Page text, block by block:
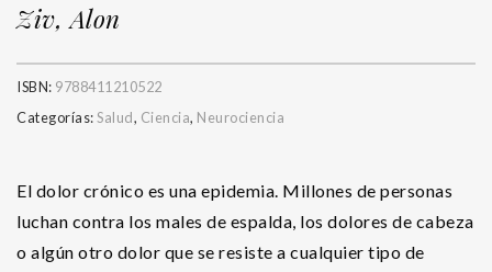
Ziv, Alon
ISBN: 9788411210522
Categorías:Salud, Ciencia, Neurociencia
El dolor crónico es una epidemia. Millones de personas
luchan contra los males de espalda, los dolores de cabeza
o algún otro dolor que se resiste a cualquier tipo de